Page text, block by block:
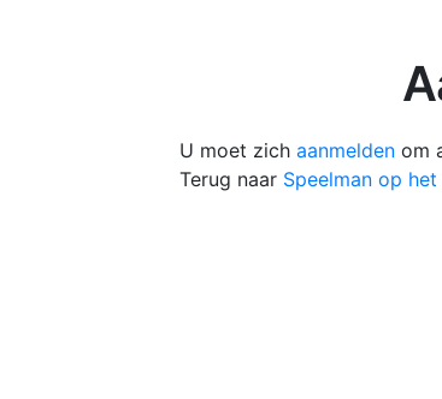
U moet zich aanmelden om
Terug naar Speelman op het